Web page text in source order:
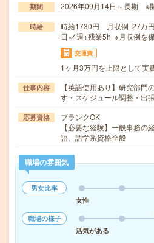
期間 2026年09月14日～長期 ※
時給
時給1730円 月収例 27万
日×4週+残業5h ※月収例を
交通費
1ヶ月3万円を上限として実
仕事内容
【英語使用あり】研究部門
す・スケジュール調整・出
応募資格
ブランクOK
【必要な経験】一般事務
語、語学系資格全般
職場の雰囲気
男女比率
女性
職場の様子
活気がある